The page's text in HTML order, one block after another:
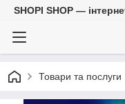
SHOPI SHOP —
Товари та послуги